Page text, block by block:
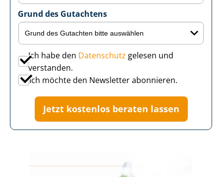
Grund des Gutachtens
Ich habe den Datenschutz gelesen und
verstanden.
Ich möchte den Newsletter abonnieren.
Jetzt kostenlos beraten lassen